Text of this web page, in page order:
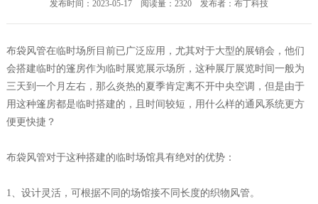
发布时间：2023-05-17 阅读量：2320 发布者：布丁科技
布袋风管在临时场所目前已广泛应用，尤其对于大型的展销会，他们
会搭建临时的篷房作为临时展览展示场所，这种展厅展览时间一般为
三天到一个月左右，那么炎热的夏季肯定离不开中央空调，但是由于
用这种篷房都是临时搭建的，且时间较短，用什么样的通风系统更方
便更快捷？
布袋风管对于这种搭建的临时场馆具有绝对的优势：
1、设计灵活，可根据不同的场馆接不同长度的织物风管。